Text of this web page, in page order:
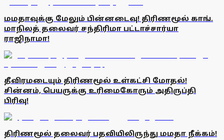
மமதாவுக்கு மேலும் பின்னடைவு! திரிணமூல் காங்.
மாநிலத் தலைவர் சந்திரிமா பட்டாச்சார்யா
ராஜிநாமா!
தீவிரமடையும் திரிணமூல் உள்கட்சி மோதல்!
சின்னம், பெயருக்கு உரிமைகோரும் அதிருப்தி
பிரிவு!
திரிணமூல் தலைவர் பதவியிலிருந்து மமதா நீக்கம்!